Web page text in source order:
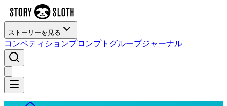
ストーリーを見る
コンペティションプロンプト グループジャーナル